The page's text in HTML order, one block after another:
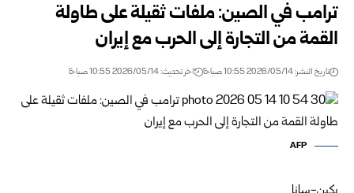
ترامب في الصين: ملفات ثقيلة على طاولة
القمة من التجارة إلى الحرب مع إيران
تاريخ النشر: 2026/05/14 10:55 صباحًا اخر تحديث: 2026/05/14 10:55 صباحًا
AFP